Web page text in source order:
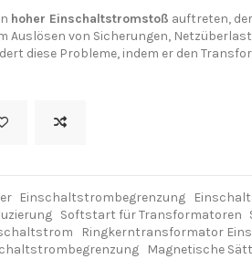
hoher Einschaltstromstoß auftreten,
Auslösen von Sicherungen,
diese Probleme, indem er den
Einschaltstrombegrenzung
Softstart für Transformatoren
Ringkerntransformator
Magnetische